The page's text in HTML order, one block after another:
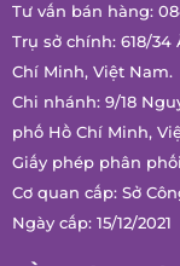
Tư vấn bán hàng:
Trụ sở chính: 618/
Chí Minh, Việt Nam.
Chi nhánh: 9/18
phố Hồ Chí Minh,
Giấy phép phân
Cơ quan cấp: Sở
Ngày cấp: 15/12/2021